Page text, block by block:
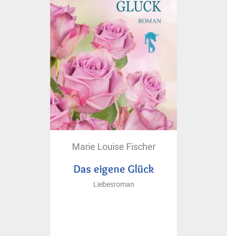
Marie Louise Fischer
Das eigene Glück
Liebesroman